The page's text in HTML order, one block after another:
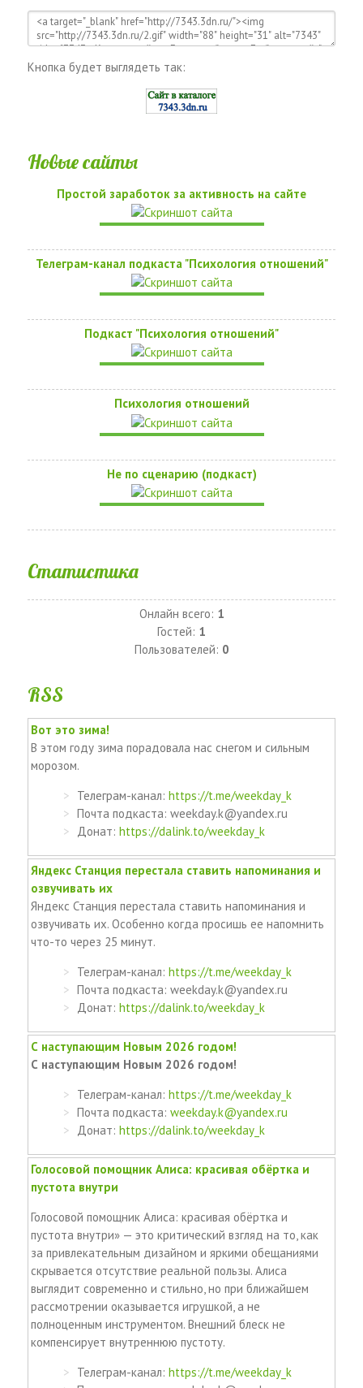
Кнопка будет выглядеть так:
Новые сайты
Простой заработок за активность на сайте
Телеграм-канал подкаста "Психология отношений"
Подкаст "Психология отношений"
Психология отношений
Не по сценарию (подкаст)
Статистика
Онлайн всего: 1
Гостей: 1
Пользователей: 0
RSS
Вот это зима!
В этом году зима порадовала нас снегом и сильным
морозом.
Телеграм-канал: https://t.me/weekday_k
Почта подкаста: weekday.k@yandex.ru
Донат: https://dalink.to/weekday_k
Яндекс Станция перестала ставить напоминания и
озвучивать их
Яндекс Станция перестала ставить напоминания и
озвучивать их. Особенно когда просишь ее напомнить
что-то через 25 минут.
Телеграм-канал: https://t.me/weekday_k
Почта подкаста: weekday.k@yandex.ru
Донат: https://dalink.to/weekday_k
С наступающим Новым 2026 годом!
С наступающим Новым 2026 годом!
Телеграм-канал: https://t.me/weekday_k
Почта подкаста: weekday.k@yandex.ru
Донат: https://dalink.to/weekday_k
Голосовой помощник Алиса: красивая обёртка и
пустота внутри
Голосовой помощник Алиса: красивая обёртка и
пустота внутри» — это критический взгляд на то, как
за привлекательным дизайном и яркими обещаниями
скрывается отсутствие реальной пользы. Алиса
выглядит современно и стильно, но при ближайшем
рассмотрении оказывается игрушкой, а не
полноценным инструментом. Внешний блеск не
компенсирует внутреннюю пустоту.
Телеграм-канал: https://t.me/weekday_k